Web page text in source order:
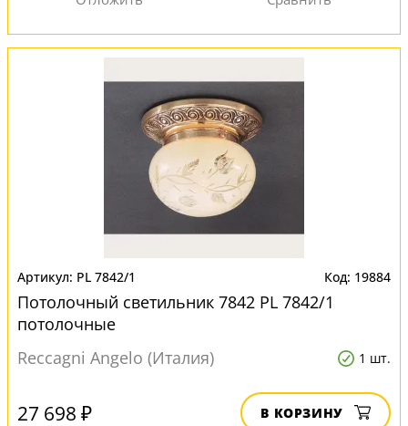
PL 7842/1 19884
Потолочный светильник 7842 PL 7842/1
потолочные
Reccagni Angelo (Италия)
1 шт.
27 698 ₽ В КОРЗИНУ